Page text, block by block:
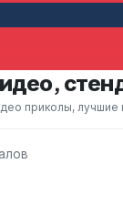
приколы, лучшие